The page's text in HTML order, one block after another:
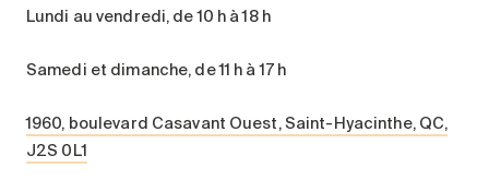
Lundi au vendredi, de 10 h à 18 h
Samedi et dimanche, de 11 h à 17 h
1960, boulevard Casavant Ouest, Saint-Hyacinthe, QC,
J2S 0L1